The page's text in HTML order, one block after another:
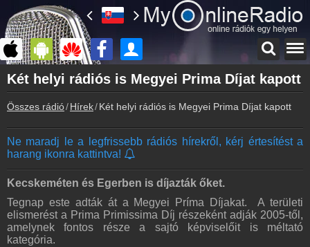
Főoldal
myonlineradio.hu
Bejelentkezés
Kapcsolat
Írj nekünk!
Partnerek
Rádió beágyazás
Ágyazd be weboldaladba
Két helyi rádiós is Megyei Prima Díjat kapott
Összes rádió Hírek Két helyi rádiós is Megyei Prima Díjat kapott
Ne maradj le a legfrissebb rádiós hírekről, kérj értesítést a
harang ikonra kattintva!
Kecskeméten és Egerben is díjazták őket.
Tegnap este adták át a Megyei Príma Díjakat. A területi
elismerést a Prima Primissima Díj részeként adják 2005-től,
amelynek fontos része a sajtó képviselőit is méltató
kategória.